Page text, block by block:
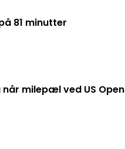
81 minutter
Naomi Osaka smadrer Coco Gauff og når milepæl ved US Open